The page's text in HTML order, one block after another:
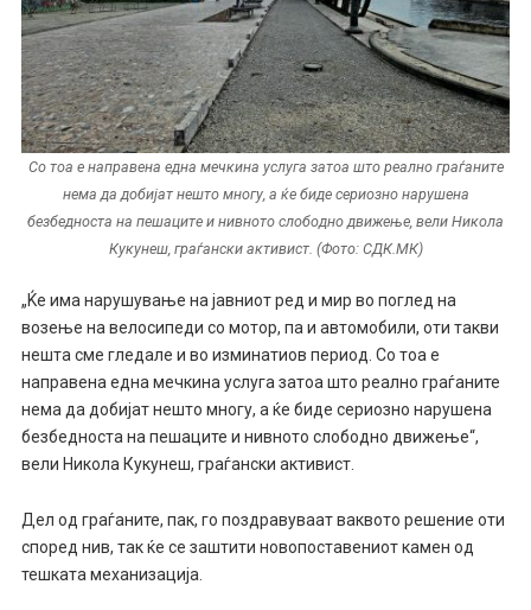
Со тоа е направена една мечкина услуга затоа што реално граѓаните
нема да добијат нешто многу, а ќе биде сериозно нарушена
безбедноста на пешаците и нивното слободно движење, вели Никола
Кукунеш, граѓански активист. (Фото: СДК.МК)
„Ќе има нарушување на јавниот ред и мир во поглед на
возење на велосипеди со мотор, па и автомобили, оти такви
нешта сме гледале и во изминатиов период. Со тоа е
направена една мечкина услуга затоа што реално граѓаните
нема да добијат нешто многу, а ќе биде сериозно нарушена
безбедноста на пешаците и нивното слободно движење“,
вели Никола Кукунеш, граѓански активист.
Дел од граѓаните, пак, го поздравуваат ваквото решение оти
според нив, так ќе се заштити новопоставениот камен од
тешката механизација.